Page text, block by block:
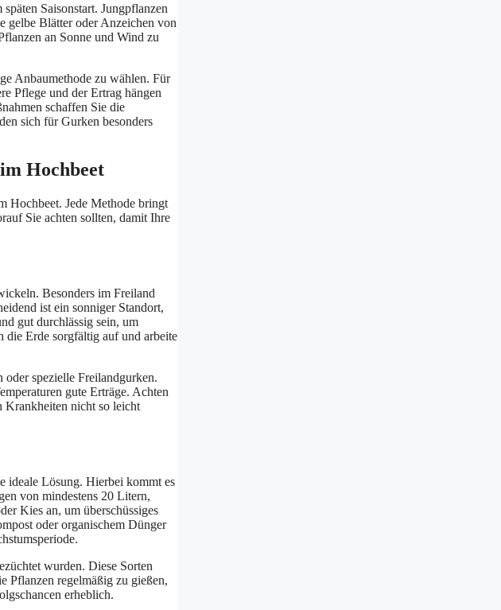
Saisonstart. Jungpflanzen
gelbe Blätter oder Anzeichen von
an Sonne und Wind zu
Anbaumethode zu wählen. Für
Pflege und der Ertrag hängen
schaffen Sie die
sich für Gurken besonders
Hochbeet
Hochbeet. Jede Methode bringt
Sie achten sollten, damit Ihre
Besonders im Freiland
ist ein sonniger Standort,
gut durchlässig sein, um
die Erde sorgfältig auf und arbeite
oder spezielle Freilandgurken.
gute Erträge. Achten
Krankheiten nicht so leicht
ideale Lösung. Hierbei kommt es
von mindestens 20 Litern,
Kies an, um überschüssiges
oder organischem Dünger
wurden. Diese Sorten
Pflanzen regelmäßig zu gießen,
erheblich.